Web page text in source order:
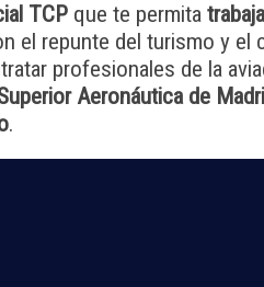
TCP que te permita
el repunte del turismo y
profesionales de la
Aeronáutica de
.
con nosotros a